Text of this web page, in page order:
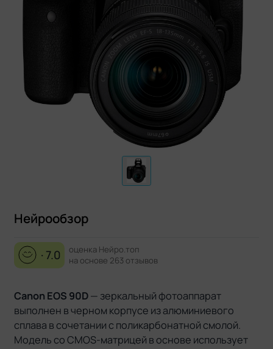
Нейрообзор
· 7.0
оценка Нейро.топ
на основе 263 отзывов
Canon EOS 90D— зеркальный фотоаппарат
выполнен в черном корпусе из алюминиевого
сплава в сочетании с поликарбонатной смолой.
Модель со CMOS-матрицей в основе использует